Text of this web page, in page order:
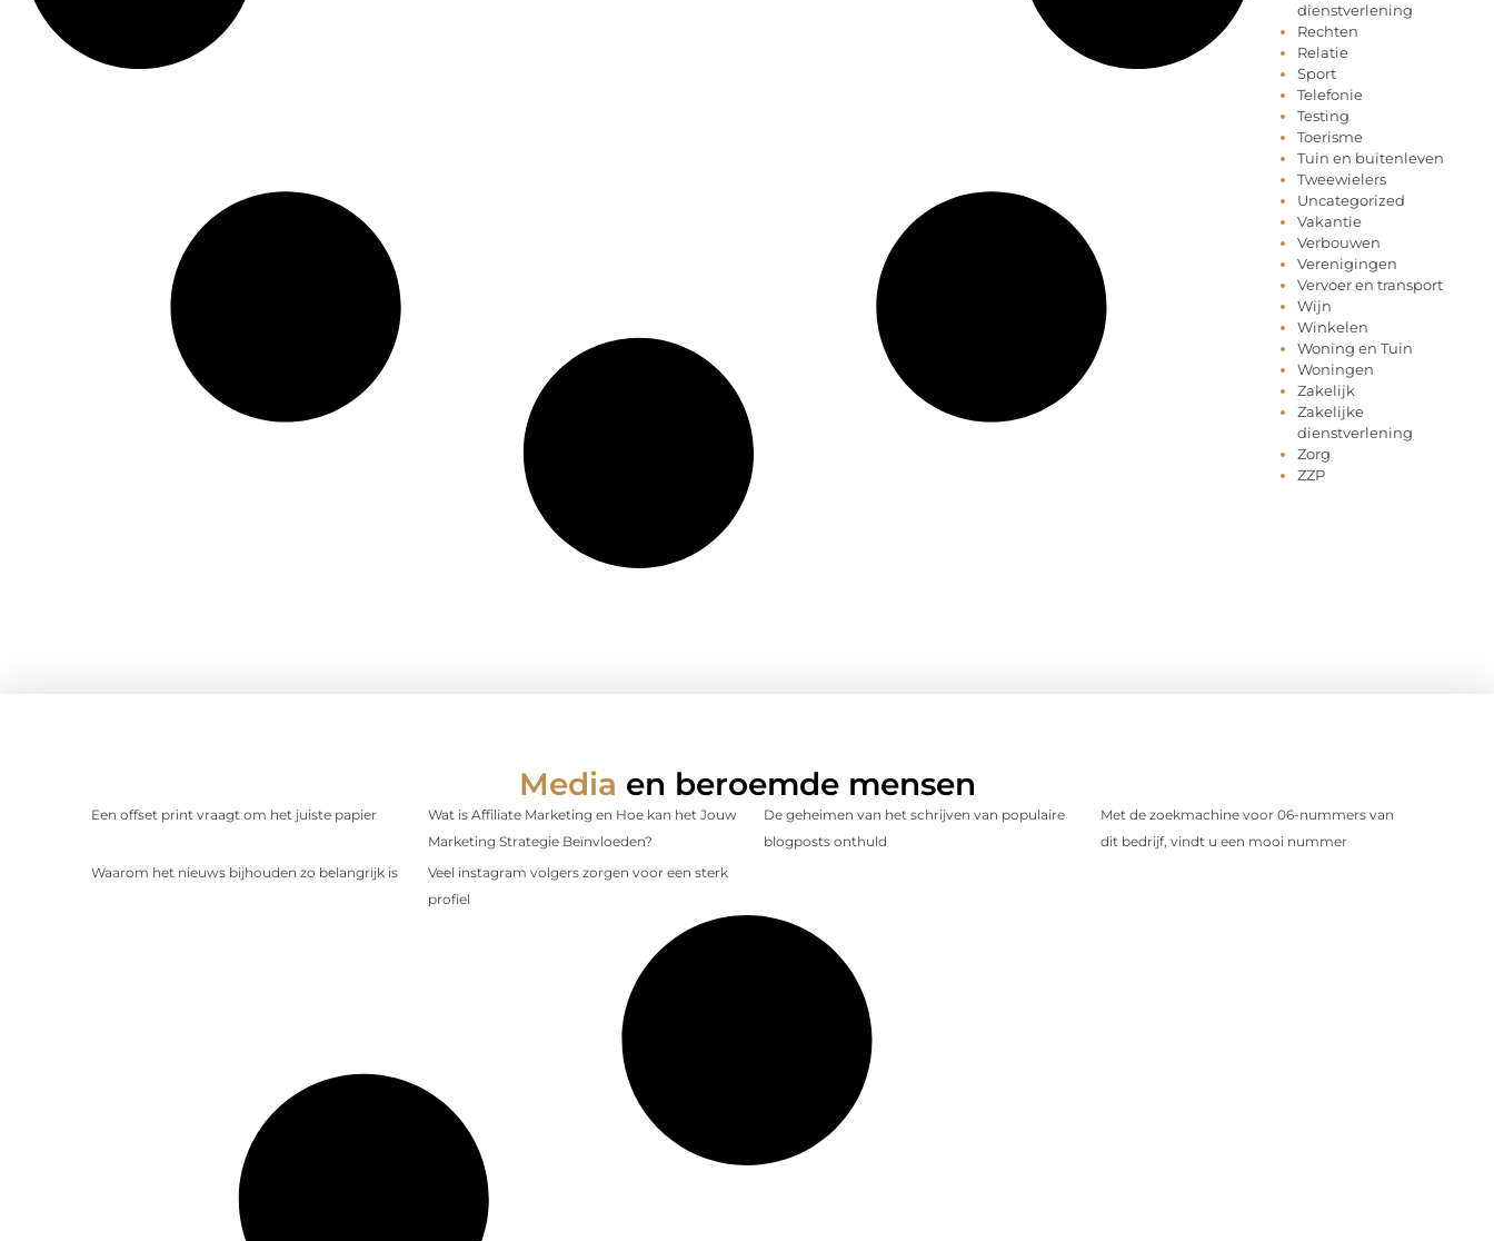
dienstverlening
Rechten
Relatie
Sport
Telefonie
Testing
Toerisme
Tuin en buitenleven
Tweewielers
Uncategorized
Vakantie
Verbouwen
Verenigingen
Vervoer en transport
Wijn
Winkelen
Woning en Tuin
Woningen
Zakelijk
Zakelijke
dienstverlening
Zorg
ZZP
Media en beroemde mensen
Een offset print vraagt om het juiste papier
Wat is Affiliate Marketing en Hoe kan het Jouw
Marketing Strategie Beïnvloeden?
De geheimen van het schrijven van populaire
blogposts onthuld
Met de zoekmachine voor 06-nummers van
dit bedrijf, vindt u een mooi nummer
Waarom het nieuws bijhouden zo belangrijk is
Veel instagram volgers zorgen voor een sterk
profiel